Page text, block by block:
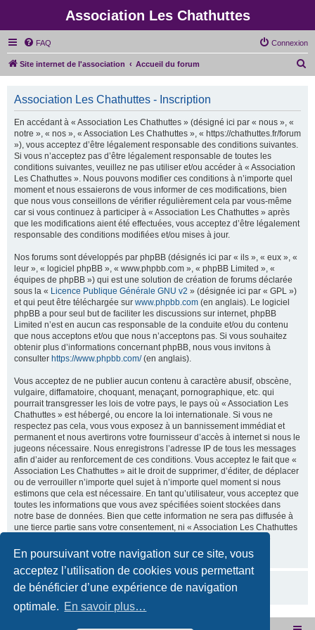
En poursuivant votre navigation sur ce site, vous
acceptez l’utilisation de cookies vous permettant
de bénéficier d’une expérience de navigation
optimale. En savoir plus…
Association Les Chathuttes
FAQ Connexion
Site internet de l'association Accueil du forum
Association Les Chathuttes - Inscription
En accédant à « Association Les Chathuttes » (désigné ici par « nous », «
notre », « nos », « Association Les Chathuttes », « https://chathuttes.fr/forum
»), vous acceptez d’être légalement responsable des conditions suivantes.
Si vous n’acceptez pas d’être légalement responsable de toutes les
conditions suivantes, veuillez ne pas utiliser et/ou accéder à « Association
Les Chathuttes ». Nous pouvons modifier ces conditions à n’importe quel
moment et nous essaierons de vous informer de ces modifications, bien
que nous vous conseillons de vérifier régulièrement cela par vous-même
car si vous continuez à participer à « Association Les Chathuttes » après
que les modifications aient été effectuées, vous acceptez d’être légalement
responsable des conditions modifiées et/ou mises à jour.
Nos forums sont développés par phpBB (désignés ici par « ils », « eux », «
leur », « logiciel phpBB », « www.phpbb.com », « phpBB Limited », «
équipes de phpBB ») qui est une solution de création de forums déclarée
sous la « Licence Publique Générale GNU v2 » (désignée ici par « GPL »)
et qui peut être téléchargée sur www.phpbb.com (en anglais). Le logiciel
phpBB a pour seul but de faciliter les discussions sur internet, phpBB
Limited n’est en aucun cas responsable de la conduite et/ou du contenu
que nous acceptons et/ou que nous n’acceptons pas. Si vous souhaitez
obtenir plus d’informations concernant phpBB, nous vous invitons à
consulter https://www.phpbb.com/(en anglais).
Vous acceptez de ne publier aucun contenu à caractère abusif, obscène,
vulgaire, diffamatoire, choquant, menaçant, pornographique, etc. qui
pourrait transgresser les lois de votre pays, le pays où « Association Les
Chathuttes » est hébergé, ou encore la loi internationale. Si vous ne
respectez pas cela, vous vous exposez à un bannissement immédiat et
permanent et nous avertirons votre fournisseur d’accès à internet si nous le
jugeons nécessaire. Nous enregistrons l’adresse IP de tous les messages
afin d’aider au renforcement de ces conditions. Vous acceptez le fait que «
Association Les Chathuttes » ait le droit de supprimer, d’éditer, de déplacer
ou de verrouiller n’importe quel sujet à n’importe quel moment si nous
estimons que cela est nécessaire. En tant qu’utilisateur, vous acceptez que
toutes les informations que vous avez spécifiées soient stockées dans
notre base de données. Bien que cette information ne sera pas diffusée à
une tierce partie sans votre consentement, ni « Association Les Chathuttes
tentative de piratage visant à compromettre vos données.